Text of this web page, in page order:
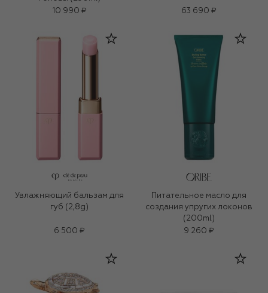
10 990 ₽
63 690 ₽
Увлажняющий бальзам для
губ (2,8g)
6 500 ₽
Питательное масло для
создания упругих локонов
(200ml)
9 260 ₽